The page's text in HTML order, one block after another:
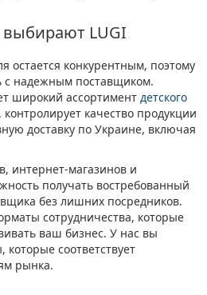
LUGI
остается конкурентным, поэтому
с надежным поставщиком.
широкий ассортимент детского
, контролирует качество продукции
доставку по Украине, включая
интернет-магазинов и
получать востребованный
без лишних посредников.
сотрудничества, которые
ваш бизнес. У нас вы
которые соответствует
рынка.